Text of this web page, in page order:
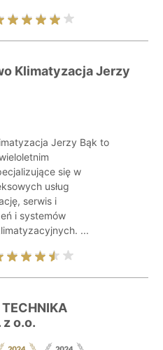
Klimatyzacja Jerzy
Jerzy Bąk to
się w
usług
serwis i
i systemów
...
z o.o.